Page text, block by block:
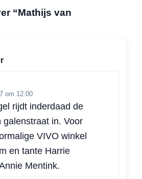
i
l
e
“Mathijs van
om 12:00
rijdt inderdaad de
galenstraat in. Voor
VIVO winkel
en tante Harrie
Mentink.